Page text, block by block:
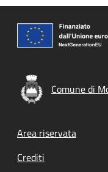
Comune di
Footer
Area riservata
Crediti